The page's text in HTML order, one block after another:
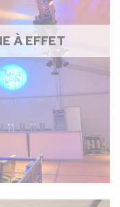
À EFFET